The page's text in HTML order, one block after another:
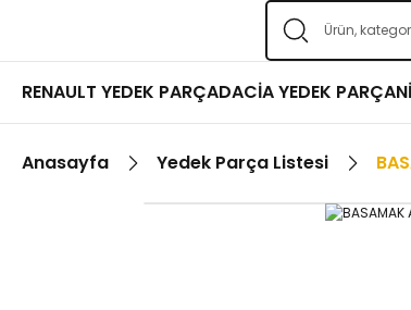
RENAULT YEDEK PARÇADACİA YEDEK PARÇA
Anasayfa Yedek Parça Listesi